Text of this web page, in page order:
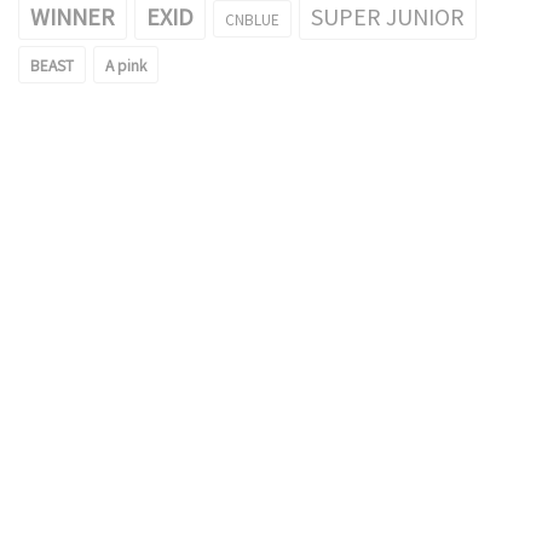
WINNER
EXID CNBLUE SUPER JUNIOR
BEAST A pink